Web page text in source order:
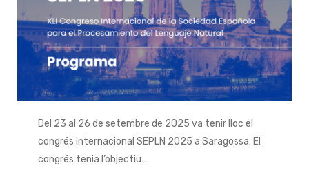
Del 23 al 26 de setembre de 2025 va tenir lloc el
congrés internacional SEPLN 2025 a Saragossa. El
congrés tenia l’objectiu…